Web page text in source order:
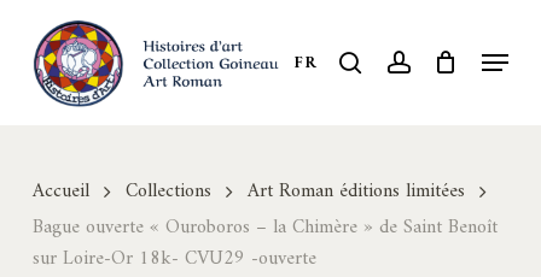
main
content
FR search account Menu
Accueil Collections
Art Roman éditions limitées
Bague ouverte « Ouroboros – la Chimère » de Saint Benoît
sur Loire-Or 18k- CVU29 -ouverte
Close